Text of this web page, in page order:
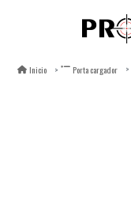
Inicio Porta cargador